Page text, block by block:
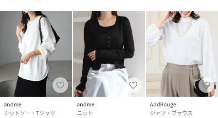
andme
カットソー・Tシャツ
andme
ニット
AddRouge
シャツ・ブラウス